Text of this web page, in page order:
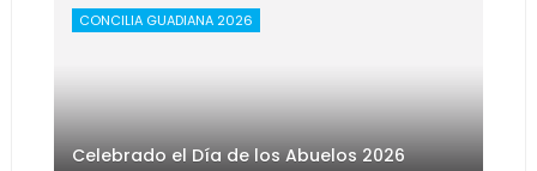
CONCILIA GUADIANA 2026
Celebrado el Día de los Abuelos 2026